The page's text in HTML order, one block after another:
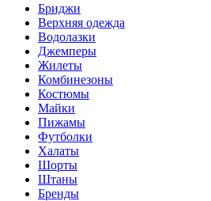
Бриджи
Верхняя одежда
Водолазки
Джемперы
Жилеты
Комбинезоны
Костюмы
Майки
Пижамы
Футболки
Халаты
Шорты
Штаны
Бренды